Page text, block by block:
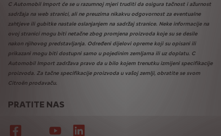
PRATITE NAS
C Automobil Import će se u razumnoj mjeri truditi da osigura tačnost i ažurnost
sadržaja na web stranici, ali ne preuzima nikakvu odgovornost za eventualne
zahtjeve ili gubitke nastale oslanjanjem na sadržaj stranice. Neke informacije na
ovoj stranici mogu biti netačne zbog promjena proizvoda koje su se desile
nakon njihovog predstavljanja. Određeni dijelovi opreme koji su opisani ili
prikazani mogu biti dostupni samo u pojedinim zemljama ili uz doplatu. C
Automobil Import zadržava pravo da u bilo kojem trenutku izmijeni specifikacije
proizvoda. Za tačne specifikacije proizvoda u vašoj zemlji, obratite se svom
Citroën prodavaču.